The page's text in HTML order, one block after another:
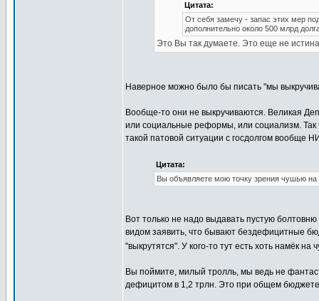
Цитата:
От себя замечу - запас этих мер
дополнительно около 500 млрд
Это Вы так думаете. Это еще не
Наверное можно было бы писать "мы
Вообще-то они не выкручиваются. Великая
или социальные реформы, или социализм. Так
такой патовой ситуации с госдолгом вообще
Цитата:
Вы объявляете мою точку зрения чушью на
Вот только не надо выдавать пустую
видом заявить, что бывают бездефицитные
"выкрутятся". У кого-то тут есть хоть намёк на
Вы поймите, милый тролль, мы ведь не
дефицитом в 1,2 трлн. Это при общем